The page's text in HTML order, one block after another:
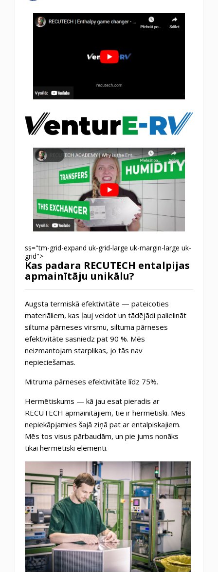
ss="tm-grid-expand uk-grid-large uk-margin-large uk-
grid">
Kas padara RECUTECH entalpijas
apmainītāju unikālu?
Augsta termiskā efektivitāte — pateicoties
materiāliem, kas ļauj veidot un tādējādi palielināt
siltuma pārneses virsmu, siltuma pārneses
efektivitāte sasniedz pat 90 %. Mēs
neizmantojam starplikas, jo tās nav
nepieciešamas.
Mitruma pārneses efektivitāte līdz 75%.
Hermētiskums — kā jau esat pieradis ar
RECUTECH apmainītājiem, tie ir hermētiski. Mēs
nepiekāpjamies šajā ziņā pat ar entalpiskajiem.
Mēs tos visus pārbaudām, un pie jums nonāks
tikai hermētiski elementi.